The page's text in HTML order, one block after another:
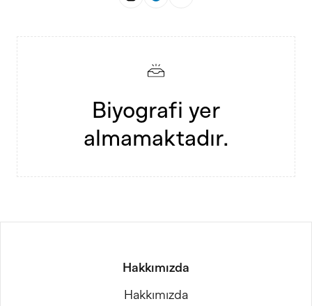
Biyografi yer
almamaktadır.
Hakkımızda
Hakkımızda